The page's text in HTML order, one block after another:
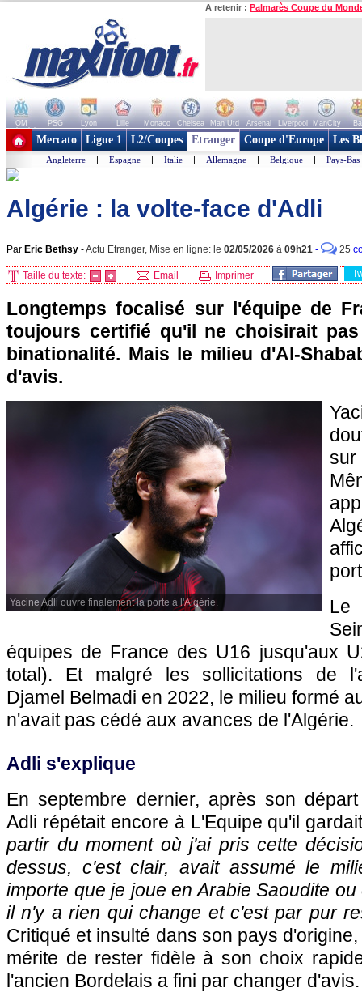
A retenir : Palmarès Coupe du
OM PSG Lyon Lille Monaco Chelsea Man Utd Arsenal Liverpool ManCity
+ de clubs
Mercato Ligue 1 L2/Coupes Etranger Coupe d'Europe Les
Angleterre | Espagne | Italie | Allemagne | Belgique | Pays-Bas
Algérie : la volte-face d'Adli
Par Eric Bethsy -Actu Etranger, Mise en ligne: le 02/05/2026 à 09h21 - 25
Taille du texte: Email Imprimer
Longtemps focalisé sur l'équipe de
toujours certifié qu'il ne choisirait
binationalité. Mais le milieu d'Al-
d'avis.
Yacine Adli ouvre finalement la porte à l'Algérie.
Le
équipes de France des U16 jusqu'aux
total). Et malgré les sollicitations de
Djamel Belmadi en 2022, le milieu formé
n'avait pas cédé aux avances de l'Algérie.
Adli s'explique
En septembre dernier, après son
Adli répétait encore à L'Equipe qu'il
partir du moment où j'ai pris cette
dessus, c'est clair, avait assumé le
importe que je joue en Arabie Saoudite
il n'y a rien qui change et c'est par pur
Critiqué et insulté dans son pays
mérite de rester fidèle à son choix
l'ancien Bordelais a fini par changer d'avis.